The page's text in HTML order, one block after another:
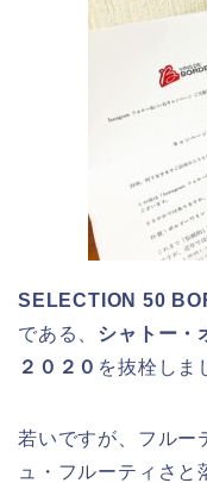
SELECTION 50
である、 シャトー・
２０２０ を抜栓しま
若いですが、フルー
ュ・フルーティさと